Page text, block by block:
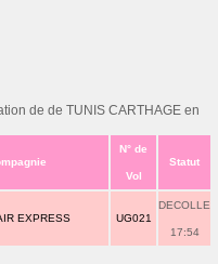
de de TUNIS CARTHAGE en
N° de
Vol
Statut
EXPRESS UG021
DECOLLE
17:54